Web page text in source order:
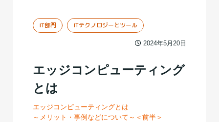
IT部門 ITテクノロジーとツール
2024年5月20日
エッジコンピューティング
とは
エッジコンピューティングとは
～メリット・事例などについて～＜前半＞